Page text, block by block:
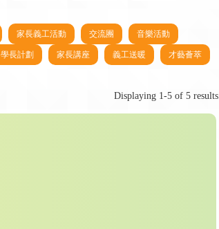
家長義工活動 交流團 音樂活動
學長計劃 家長講座 義工送暖 才藝薈萃
Displaying 1-5 of 5 results.